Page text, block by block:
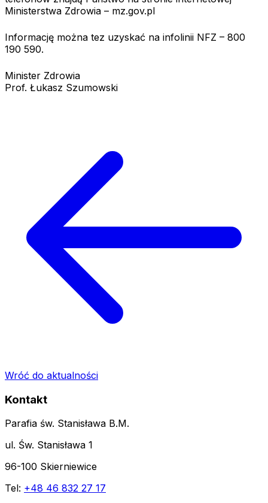
Ministerstwa Zdrowia – mz.gov.pl
Informację można tez uzyskać na infolinii NFZ – 800
190 590.
Minister Zdrowia
Prof. Łukasz Szumowski
Wróć do aktualności
Kontakt
Parafia św. Stanisława B.M.
ul. Św. Stanisława 1
96-100 Skierniewice
Tel: +48 46 832 27 17